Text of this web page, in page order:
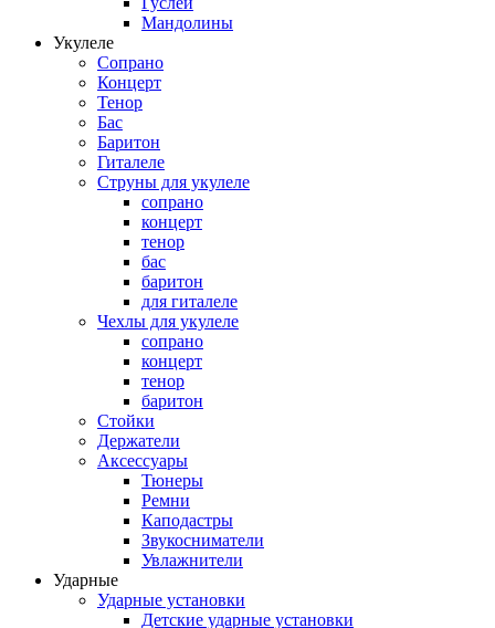
Мандолины
Укулеле
Сопрано
Концерт
Тенор
Бас
Баритон
Гиталеле
Струны для укулеле
сопрано
концерт
тенор
бас
баритон
для гиталеле
Чехлы для укулеле
сопрано
концерт
тенор
баритон
Стойки
Держатели
Аксессуары
Тюнеры
Ремни
Каподастры
Звукосниматели
Увлажнители
Ударные
Ударные установки
Детские ударные установки